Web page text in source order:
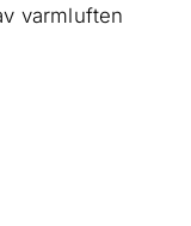
varmluften